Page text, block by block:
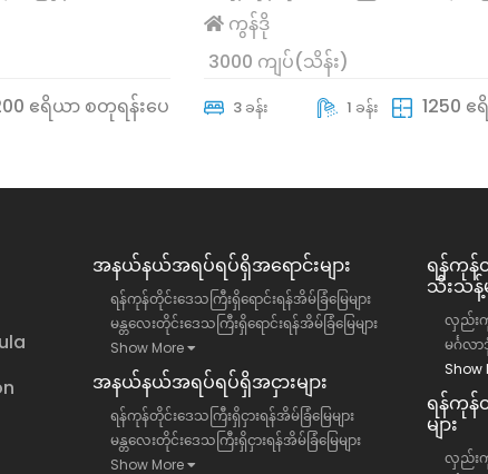
ဧရိယာ စတုရန်းပေ
ကွန်ဒို
3000 ကျပ်(သိန်း)
3 ခန်း 1 ခန်း 1250
အနယ်နယ်အရပ်ရပ်ရှိအရောင်းများ
ရန်ကုန်တိုင်းဒေသကြီးရှိရောင်းရန်အိမ်ခြံမြေများ
မန္တလေးတိုင်းဒေသကြီးရှိရောင်းရန်အိမ်ခြံမြေများ
Show More
အနယ်နယ်အရပ်ရပ်ရှိအငှားများ
ရန်ကုန်တိုင်းဒေသကြီးရှိငှားရန်အိမ်ခြံမြေများ
မန္တလေးတိုင်းဒေသကြီးရှိငှားရန်အိမ်ခြံမြေများ
Show More
ရန်ကုန်
သီးသန့်မ
လှည်းကူ
မင်္ဂလ
Show
ရန်ကုန်
များ
လှည်းကူ